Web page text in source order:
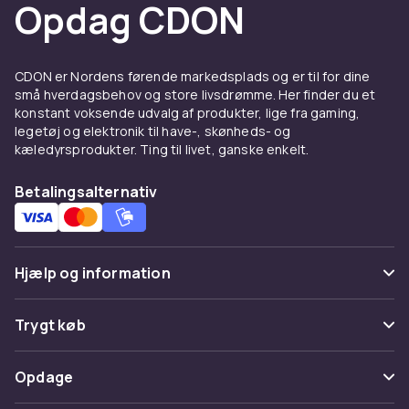
før cremen er absorberet fuldstændigt. Undgå at
påføre cremen samme aften som du har foretaget
Varenr.
74d02aeb-f850-48ca-abe7-fec0c73b9d73
Produktsikkerhedsinformation
Opdag CDON
CDON er Nordens førende markedsplads og er til for dine
små hverdagsbehov og store livsdrømme. Her finder du et
konstant voksende udvalg af produkter, lige fra gaming,
legetøj og elektronik til have-, skønheds- og
kæledyrsprodukter. Ting til livet, ganske enkelt.
Betalingsalternativ
Hjælp og information
Ofte stillede spørgsmål
Spor pakke
Fortryd & returner her
Trygt køb
Betaling
Opdage